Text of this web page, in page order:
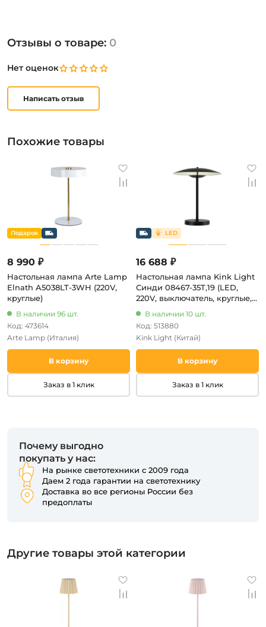
Отзывы о товаре: 0
Нет оценок
Написать отзыв
Похожие товары
8 990 ₽
Настольная лампа Arte Lamp
Elnath A5038LT-3WH (220V,
круглые)
В наличии 96 шт.
Код: 473614
Arte Lamp (Италия)
В корзину
Заказ в 1 клик
16 688 ₽
Настольная лампа Kink Light
Синди 08467-35T,19 (LED,
220V, выключатель, круглые,
В наличии 10 шт.
Код: 513880
Kink Light (Китай)
В корзину
Заказ в 1 клик
Почему выгодно
покупать у нас:
На рынке светотехники с 2009 года
Даем 2 года гарантии на светотехнику
Доставка во все регионы России без
предоплаты
Другие товары этой категории